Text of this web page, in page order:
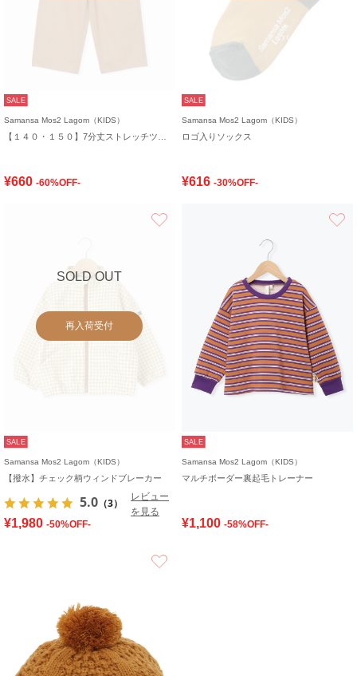
SALE
Samansa Mos2 Lagom（KIDS）
¥660 -60%OFF-
SALE
Samansa Mos2 Lagom（KIDS）
ロゴ入りソックス
¥616 -30%OFF-
SOLD OUT
再入荷受付
SALE
Samansa Mos2 Lagom（KIDS）
【撥水】チェック柄ウィンドブレーカー
5.0 （3）
レビュー
を見る
¥1,980 -50%OFF-
SALE
Samansa Mos2 Lagom（KIDS）
マルチボーダー裏起毛トレーナー
¥1,100 -58%OFF-